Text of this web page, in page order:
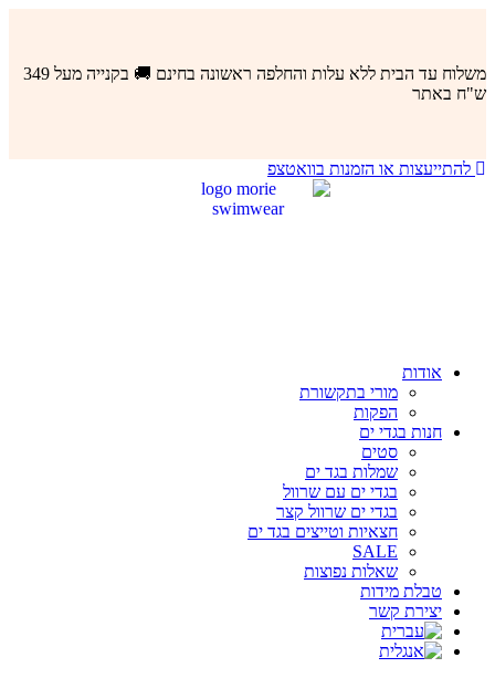
משלוח עד הבית ללא עלות והחלפה ראשונה בחינם 🚚 בקנייה מעל 349
ש"ח באתר
להתייעצות או הזמנות בוואטצפ
אודות
מורי בתקשורת
הפקות
חנות בגדי ים
סטים
שמלות בגד ים
בגדי ים עם שרוול
בגדי ים שרוול קצר
חצאיות וטייצים בגד ים
SALE
שאלות נפוצות
טבלת מידות
יצירת קשר